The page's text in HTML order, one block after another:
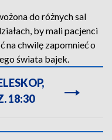
do różnych sal
by mali pacjenci
na chwilę zapomnieć o
świata bajek.
18:30